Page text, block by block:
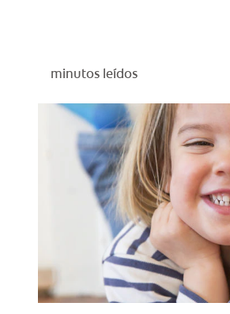
minutos leídos